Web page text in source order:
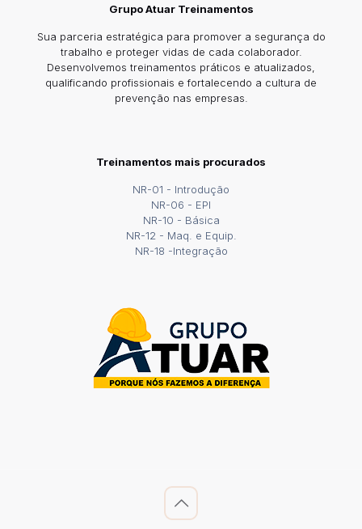
Grupo Atuar Treinamentos
Sua parceria estratégica para promover a segurança do
trabalho e proteger vidas de cada colaborador.
Desenvolvemos treinamentos práticos e atualizados,
qualificando profissionais e fortalecendo a cultura de
prevenção nas empresas.
Treinamentos mais procurados
NR-01 - Introdução
NR-06 - EPI
NR-10 - Básica
NR-12 - Maq. e Equip.
NR-18 -Integração